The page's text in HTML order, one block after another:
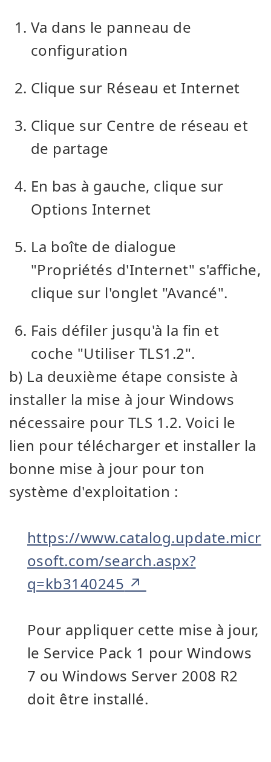
Va dans le panneau de
configuration
Clique sur Réseau et Internet
Clique sur Centre de réseau et
de partage
En bas à gauche, clique sur
Options Internet
La boîte de dialogue
"Propriétés d'Internet" s'affiche,
clique sur l'onglet "Avancé".
Fais défiler jusqu'à la fin et
coche "Utiliser TLS1.2".
b) La deuxième étape consiste à
installer la mise à jour Windows
nécessaire pour TLS 1.2. Voici le
lien pour télécharger et installer la
bonne mise à jour pour ton
système d'exploitation :
https://www.catalog.update.micr
osoft.com/search.aspx?
q=kb3140245
Pour appliquer cette mise à jour,
le Service Pack 1 pour Windows
7 ou Windows Server 2008 R2
doit être installé.